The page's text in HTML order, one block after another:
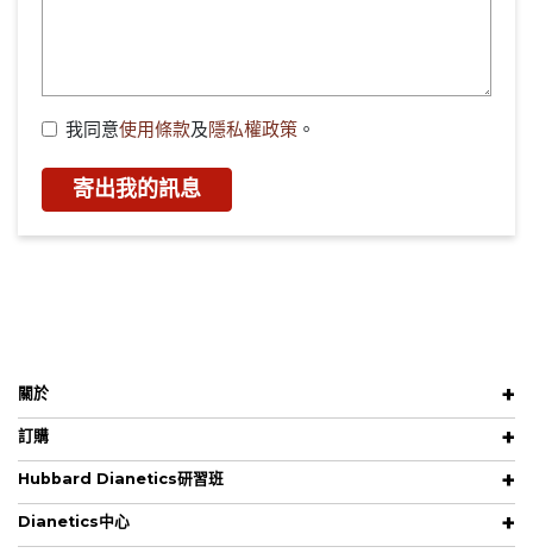
我同意使用條款及隱私權政策 。
寄出我的訊息
關於
訂購
Hubbard Dianetics研習班
Dianetics中心